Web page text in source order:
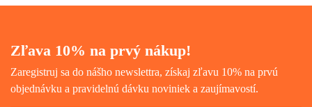
Zľava 10% na prvý nákup!
Zaregistruj sa do nášho newslettra, získaj zľavu 10% na prvú
objednávku a pravidelnú dávku noviniek a zaujímavostí.